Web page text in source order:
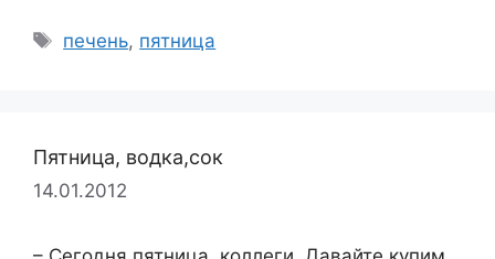
Метки
печень, пятница
Пятница, водка,сок
14.01.2012